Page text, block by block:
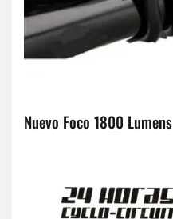
Nuevo Foco 1800 Lumens